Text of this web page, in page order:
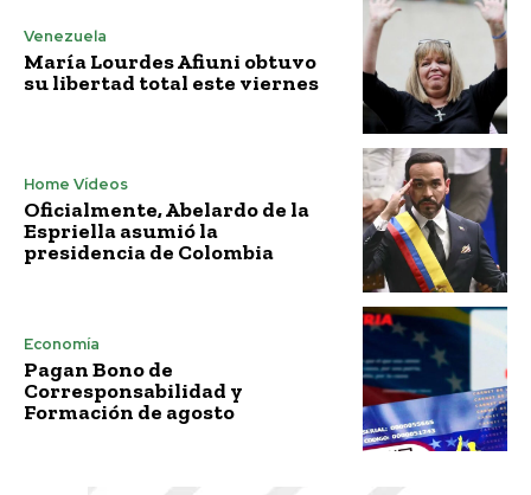
Venezuela
María Lourdes Afiuni obtuvo
su libertad total este viernes
Home Vídeos
Oficialmente, Abelardo de la
Espriella asumió la
presidencia de Colombia
Economía
Pagan Bono de
Corresponsabilidad y
Formación de agosto